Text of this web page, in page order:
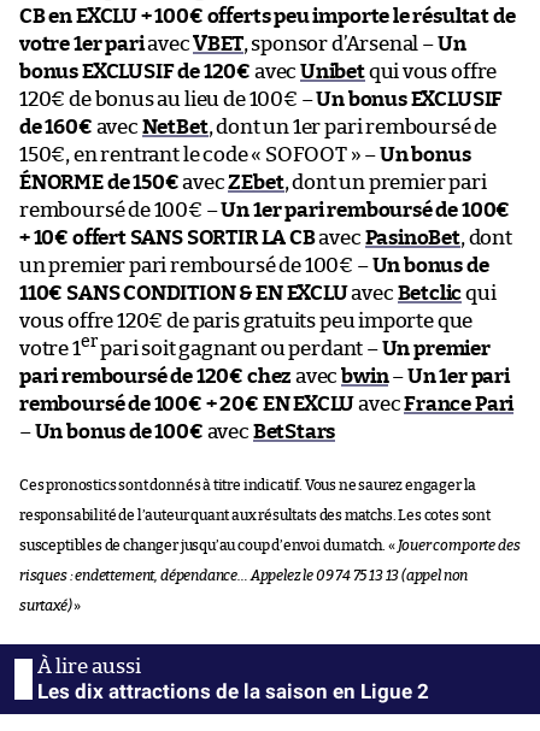
CB en EXCLU + 100€ offerts peu importe le résultat de
votre 1er pariavecVBET, sponsor d’Arsenal –Un
bonus EXCLUSIF de 120€ avec Unibetqui vous offre
120€ de bonus au lieu de 100€ –Un bonus EXCLUSIF
de 160€ avec NetBet, dont un 1er pari remboursé de
150€, en rentrant le code « SOFOOT » –Un bonus
ÉNORME de 150€avecZEbet, dont un premier pari
remboursé de 100€ –Un 1er pari remboursé de 100€
+ 10€ offert SANS SORTIR LA CBavec PasinoBet, dont
un premier pari remboursé de 100€ –Un bonus de
110€ SANS CONDITION & EN EXCLUavec Betclicqui
vous offre 120€ de paris gratuits peu importe que
votre 1erpari soit gagnant ou perdant –Un premier
pari remboursé de 120€ chez avecbwin–Un 1er pari
remboursé de 100€ + 20€ EN EXCLUavecFrance Pari
–Un bonus de 100€ avec BetStars
Ces pronostics sont donnés à titre indicatif. Vous ne saurez engager la
responsabilité de l’auteur quant aux résultats des matchs. Les cotes sont
susceptibles de changer jusqu’au coup d’envoi du match. « Jouer comporte des
risques : endettement, dépendance… Appelez le 09 74 75 13 13 (appel non
surtaxé)»
Les dix attractions de la saison en Ligue 2